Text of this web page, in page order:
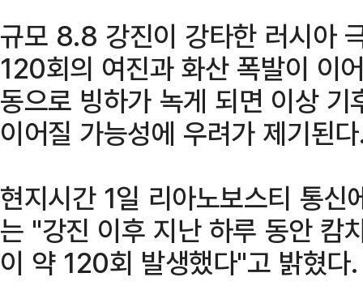
규모 8.8 강진이 강타한 러시아
120회의 여진과 화산 폭발이 이
동으로 빙하가 녹게 되면 이상
이어질 가능성에 우려가 제기된
현지시간 1일 리아노보스티 통신
는 "강진 이후 지난 하루 동안
이 약 120회 발생했다"고 밝혔다.